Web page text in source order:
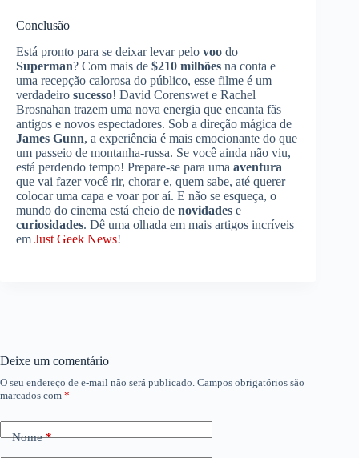
Conclusão
Está pronto para se deixar levar pelo voo do
Superman? Com mais de $210 milhões na conta e
uma recepção calorosa do público, esse filme é um
verdadeiro sucesso! David Corenswet e Rachel
Brosnahan trazem uma nova energia que encanta fãs
antigos e novos espectadores. Sob a direção mágica de
James Gunn, a experiência é mais emocionante do que
um passeio de montanha-russa. Se você ainda não viu,
está perdendo tempo! Prepare-se para uma aventura
que vai fazer você rir, chorar e, quem sabe, até querer
colocar uma capa e voar por aí. E não se esqueça, o
mundo do cinema está cheio de novidades e
curiosidades. Dê uma olhada em mais artigos incríveis
em Just Geek News!
Deixe um comentário
O seu endereço de e-mail não será publicado. Campos obrigatórios são
marcados com *
Nome*